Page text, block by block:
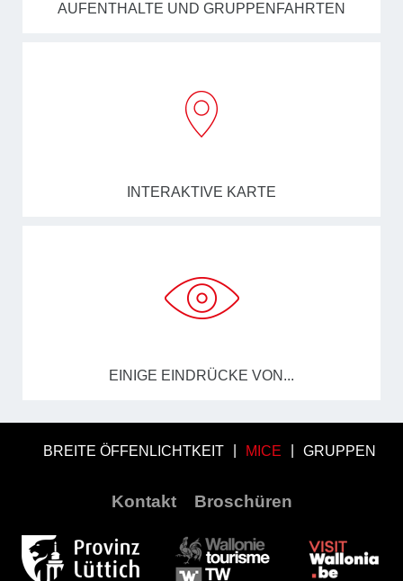
AUFENTHALTE UND GRUPPENFAHRTEN
INTERAKTIVE KARTE
EINIGE EINDRÜCKE VON...
BREITE ÖFFENLICHTKEIT MICE GRUPPEN
Kontakt Broschüren